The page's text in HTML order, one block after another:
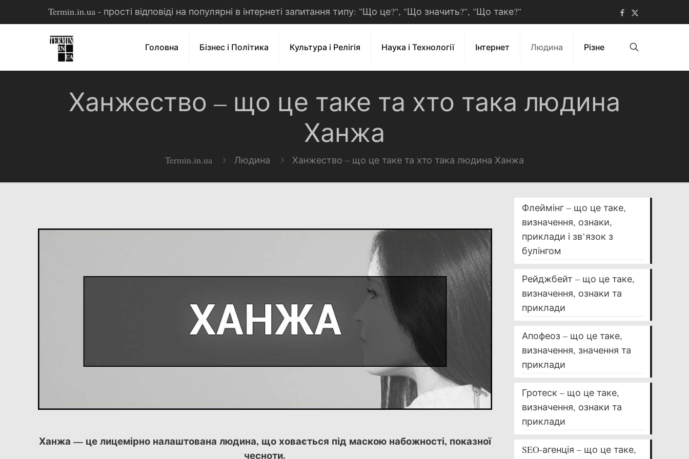
Termin.in.ua - прості відповіді на популярні в інтернеті запитання типу: "Що це?", "Що значить?", "Що таке?"
Головна Бізнес і Політика Культура і Релігія Наука і Технології Інтернет Людина Різне
Ханжество – що це таке та хто така людина
Ханжа
Termin.in.ua Людина Ханжество – що це таке та хто така людина Ханжа
Ханжа — це лицемірно налаштована людина, що ховається під маскою набожності, показної
чесноти.
Флеймінг – що це таке,
визначення, ознаки,
приклади і зв’язок з
булінгом
Рейджбейт – що це таке,
визначення, ознаки та
приклади
Апофеоз – що це таке,
визначення, значення та
приклади
Гротеск – що це таке,
визначення, ознаки та
приклади
SEO-агенція – що це таке,